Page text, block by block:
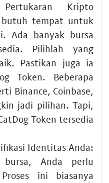
Kripto
butuh tempat untuk
Ada banyak bursa
Pilihlah yang
Pastikan juga ia
Token. Beberapa
Binance, Coinbase,
jadi pilihan. Tapi,
Token tersedia
Identitas Anda:
Anda perlu
ini biasanya